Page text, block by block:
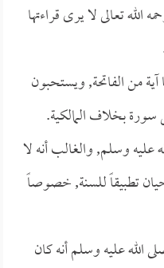
الله تعالى لا يرى قراءتها
آية من الفاتحة, ويستحبون
سورة بخلاف المالكية.
وسلم, والغالب أنه لا
تطبيقاً للسنة, خصوصاً
الله عليه وسلم أنه كان